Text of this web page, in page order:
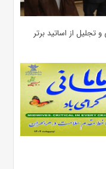
از اساتید برتر